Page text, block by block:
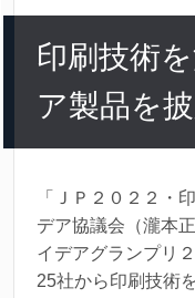
印刷技術
ア製品を
「ＪＰ２０２２・
デア協議会（瀧本
イデアグランプリ
25社から印刷技術